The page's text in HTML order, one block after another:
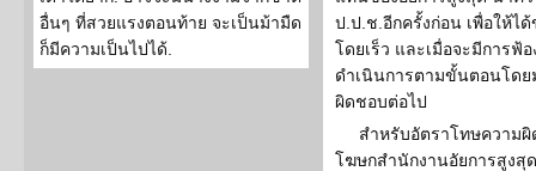
อื่นๆ ที่สวยแรงตอนท้าย จะเป็นม้ามืด
ก็มีความเป็นไปได้.
ป.ป.ช.อีกครั้งก่อน เพื่อให้ไ
โดยเร็ว และเมื่อจะมีการฟ้
ดำเนินการตามขั้นตอนโดย
ผิดชอบต่อไป
สำหรับอัตราโทษความ
โฆษกสำนักงานอัยการสูงสุ